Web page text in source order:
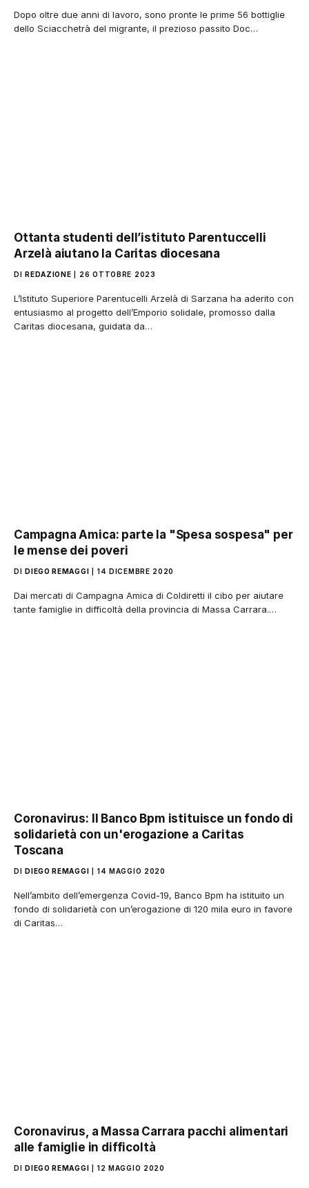
Dopo oltre due anni di lavoro, sono pronte le prime 56 bottiglie
dello Sciacchetrà del migrante, il prezioso passito Doc…
Ottanta studenti dell’istituto Parentuccelli
Arzelà aiutano la Caritas diocesana
DI REDAZIONE 26 OTTOBRE 2023
L’Istituto Superiore Parentucelli Arzelà di Sarzana ha aderito con
entusiasmo al progetto dell’Emporio solidale, promosso dalla
Caritas diocesana, guidata da…
Campagna Amica: parte la "Spesa sospesa" per
le mense dei poveri
DI DIEGO REMAGGI 14 DICEMBRE 2020
Dai mercati di Campagna Amica di Coldiretti il cibo per aiutare
tante famiglie in difficoltà della provincia di Massa Carrara.…
Coronavirus: Il Banco Bpm istituisce un fondo di
solidarietà con un'erogazione a Caritas
Toscana
DI DIEGO REMAGGI 14 MAGGIO 2020
Nell’ambito dell’emergenza Covid-19, Banco Bpm ha istituito un
fondo di solidarietà con un’erogazione di 120 mila euro in favore
di Caritas…
Coronavirus, a Massa Carrara pacchi alimentari
alle famiglie in difficoltà
DI DIEGO REMAGGI 12 MAGGIO 2020